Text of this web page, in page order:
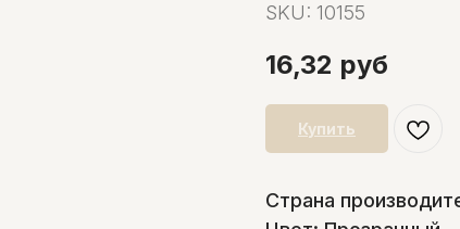
SKU: 10155
16,32 руб
Купить
Страна